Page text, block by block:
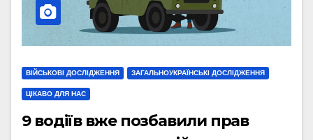
ВІЙСЬКОВІ ДОСЛІДЖЕННЯ ЗАГАЛЬНОУКРАЇНСЬКІ ДОСЛІДЖЕННЯ
ЦІКАВО ДЛЯ НАС
9 водіїв вже позбавили прав